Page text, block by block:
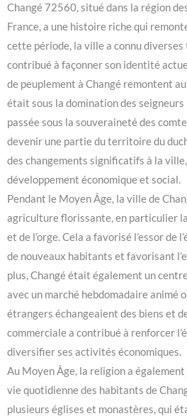
Changé 72560, situé dans la région
France, a une histoire riche qui
cette période, la ville a connu
contribué à façonner son identité
de peuplement à Changé remontent
était sous la domination des
passée sous la souveraineté des
devenir une partie du territoire du
des changements significatifs à la
développement économique et social.
Pendant le Moyen Âge, la ville de
agriculture florissante, en particulier
et de l’orge. Cela a favorisé l’essor de
de nouveaux habitants et favorisant
plus, Changé était également un
avec un marché hebdomadaire animé
étrangers échangeaient des biens et
commerciale a contribué à renforcer
diversifier ses activités économiques.
Au Moyen Âge, la religion a
vie quotidienne des habitants de
plusieurs églises et monastères, qui